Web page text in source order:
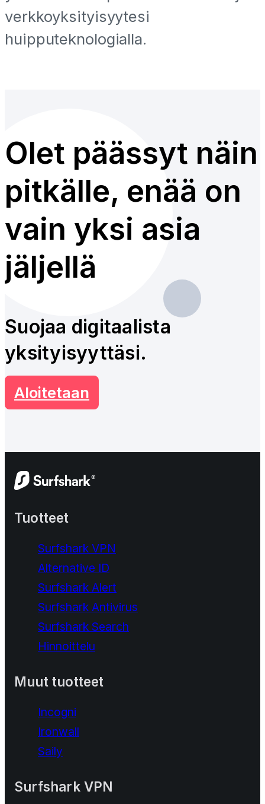
verkkoyksityisyytesi
huipputeknologialla.
Olet päässyt näin
pitkälle, enää on
vain yksi asia
jäljellä
Suojaa digitaalista
yksityisyyttäsi.
Aloitetaan
Tuotteet
Surfshark VPN
Alternative ID
Surfshark Alert
Surfshark Antivirus
Surfshark Search
Hinnoittelu
Muut tuotteet
Incogni
Ironwall
Saily
Surfshark VPN